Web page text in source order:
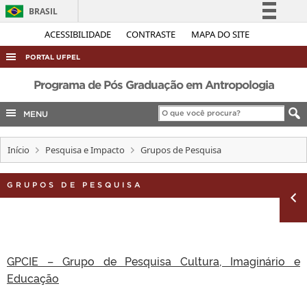
ACESSIBILIDADE CONTRASTE MAPA DO SITE
BRASIL
Simplifique!
Acesso à informação
Legislação
Canais
PORTAL UFPEL
ACESSO À INFORMAÇÃO
AUDITORIA
COBALTO
CONCURSOS
EDITAIS
INTERNACIONAL
TELEFONES
Programa de Pós Graduação em Antropologia
MENU
Início Pesquisa e Impacto Grupos de Pesquisa
GRUPOS DE PESQUISA
GPCIE – Grupo de Pesquisa Cultura, Imaginário e
Educação